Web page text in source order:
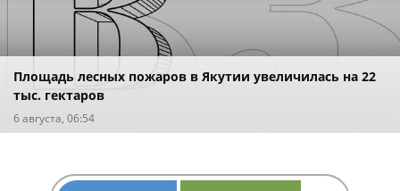
Площадь лесных пожаров в Якутии увеличилась на 22
тыс. гектаров
6 августа, 06:54